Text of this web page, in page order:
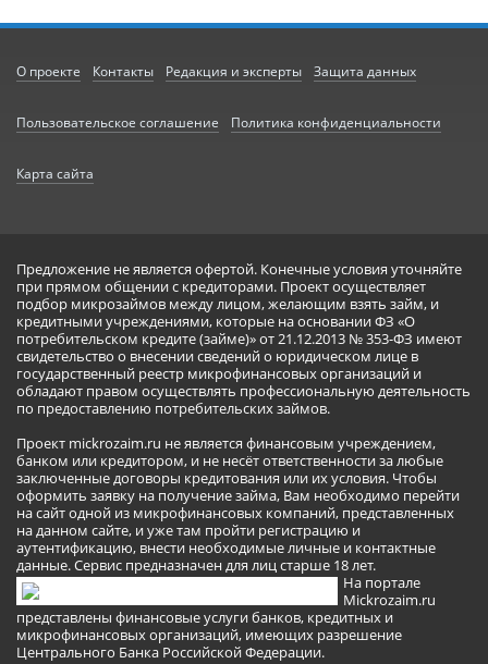
О проекте Контакты Редакция и эксперты Защита данных
Пользовательское соглашение Политика конфиденциальности
Карта сайта
Предложение не является офертой. Конечные условия уточняйте
при прямом общении с кредиторами. Проект осуществляет
подбор микрозаймов между лицом, желающим взять займ, и
кредитными учреждениями, которые на основании ФЗ «О
потребительском кредите (займе)» от 21.12.2013 № 353-ФЗ имеют
свидетельство о внесении сведений о юридическом лице в
государственный реестр микрофинансовых организаций и
обладают правом осуществлять профессиональную деятельность
по предоставлению потребительских займов.
Проект mickrozaim.ru не является финансовым учреждением,
банком или кредитором, и не несёт ответственности за любые
заключенные договоры кредитования или их условия. Чтобы
оформить заявку на получение займа, Вам необходимо перейти
на сайт одной из микрофинансовых компаний, представленных
на данном сайте, и уже там пройти регистрацию и
аутентификацию, внести необходимые личные и контактные
данные. Сервис предназначен для лиц старше 18 лет.
На портале
Mickrozaim.ru
представлены финансовые услуги банков, кредитных и
микрофинансовых организаций, имеющих разрешение
Центрального Банка Российской Федерации.